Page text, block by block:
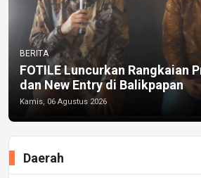
BERITA
FOTILE Luncurkan Rangkaian
dan New Entry di Balikpapan
Kamis, 06 Agustus 2026
Daerah